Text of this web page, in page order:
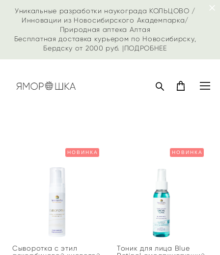
Уникальные разработки наукограда КОЛЬЦОВО /
Инновации из Новосибирского Академпарка/
Природная аптека Алтая
Бесплатная доставка курьером по Новосибирску,
Бердску от 2000 руб. |ПОДРОБНЕЕ
НОВИНКА
Сыворотка с этил
НОВИНКА
Тоник для лица Blue